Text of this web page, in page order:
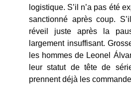
logistique. S’il n’a pas été
sanctionné après coup.
réveil juste après la
largement insuffisant.
les hommes de Leonel
leur statut de tête de
prennent déjà les